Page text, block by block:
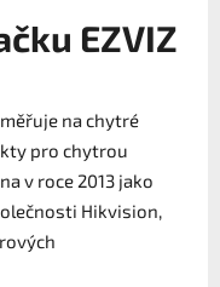
EZVIZ
na chytré
pro chytrou
v roce 2013 jako
Hikvision,